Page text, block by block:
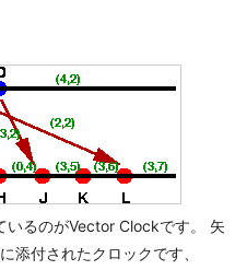
いるのがVector Clockです。 矢
添付されたクロックです、